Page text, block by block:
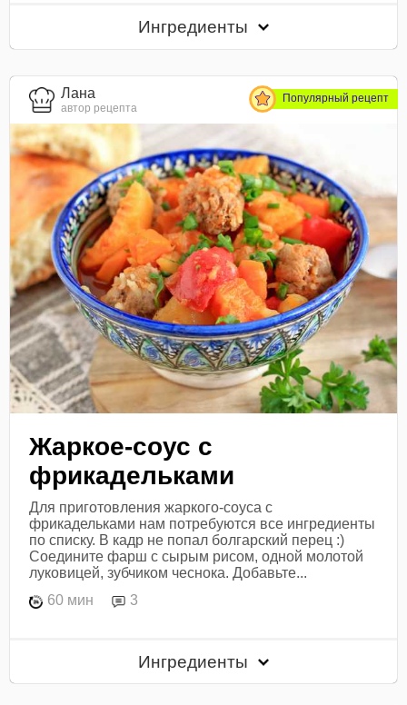
Ингредиенты
Лана
автор рецепта
Популярный рецепт
Жаркое-соус с
фрикадельками
Для приготовления жаркого-соуса с
фрикадельками нам потребуются все ингредиенты
по списку. В кадр не попал болгарский перец :)
Соедините фарш с сырым рисом, одной молотой
луковицей, зубчиком чеснока. Добавьте...
60 мин
3
Ингредиенты